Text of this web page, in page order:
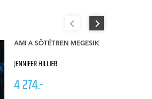
AMI A SÖTÉTBEN MEGESIK
JENNIFER HILLIER
4 274.-